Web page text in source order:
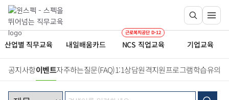
산업별 직무교육 내일배움카드
근로복지공단 D-12
NCS 직업교육 기업교육
공지사항이벤트자주하는질문(FAQ)1:1상담원격지원프로그램학습유의